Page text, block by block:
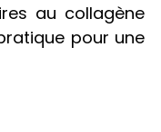
au collagène
pour une